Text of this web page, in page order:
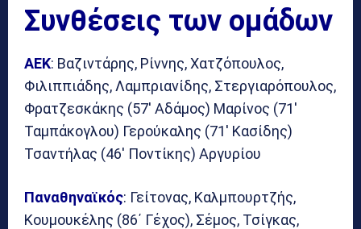
Συνθέσεις των ομάδων
ΑΕΚ: Βαζιντάρης, Ρίννης, Χατζόπουλος,
Φιλιππιάδης, Λαμπριανίδης, Στεργιαρόπουλος,
Φρατζεσκάκης (57′ Αδάμος) Μαρίνος (71′
Ταμπάκογλου) Γερούκαλης (71′ Κασίδης)
Τσαντήλας (46′ Ποντίκης) Αργυρίου
Παναθηναϊκός: Γείτονας, Καλμπουρτζής,
Κουμουκέλης (86΄ Γέχος), Σέμος, Τσίγκας,